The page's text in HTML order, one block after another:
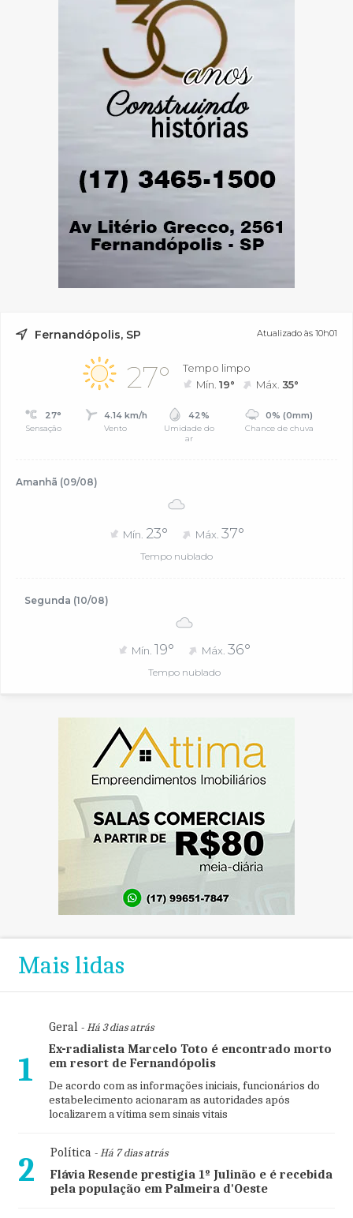
Fernandópolis, SP Atualizado às 10h01
27°
Tempo limpo
Mín.19° Máx.35°
27°
Sensação
4.14 km/h
Vento
42%
Umidade do
ar
0% (0mm)
Chance de chuva
Amanhã (09/08)
Mín. 23° Máx. 37°
Tempo nublado
Segunda (10/08)
Mín. 19° Máx.36°
Tempo nublado
Mais lidas
1
Geral- Há 3 dias atrás
Ex-radialista Marcelo Toto é encontrado morto
em resort de Fernandópolis
De acordo com as informações iniciais, funcionários do
estabelecimento acionaram as autoridades após
localizarem a vítima sem sinais vitais
2 Política- Há 7 dias atrás
Flávia Resende prestigia 1º Julinão e é recebida
pela população em Palmeira d'Oeste